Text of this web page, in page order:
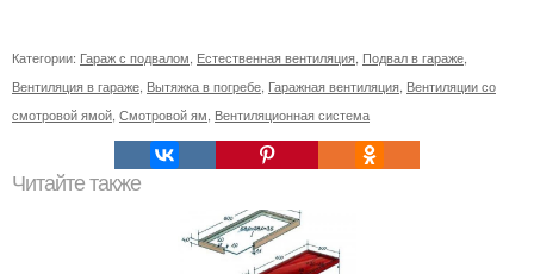
Категории: Гараж с подвалом, Естественная вентиляция, Подвал в гараже,
Вентиляция в гараже, Вытяжка в погребе, Гаражная вентиляция, Вентиляции со
смотровой ямой, Смотровой ям, Вентиляционная система
Читайте также